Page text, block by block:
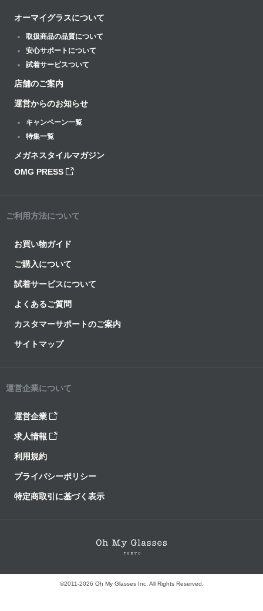
オーマイグラスについて
取扱商品の品質について
安心サポートについて
試着サービスついて
店舗のご案内
運営からのお知らせ
キャンペーン一覧
特集一覧
メガネスタイルマガジン
OMG PRESS
ご利用方法について
お買い物ガイド
ご購入について
試着サービスについて
よくあるご質問
カスタマーサポートのご案内
サイトマップ
運営企業について
運営企業
求人情報
利用規約
プライバシーポリシー
特定商取引に基づく表示
©2011-2026 Oh My Glasses Inc. All Rights Reserved.